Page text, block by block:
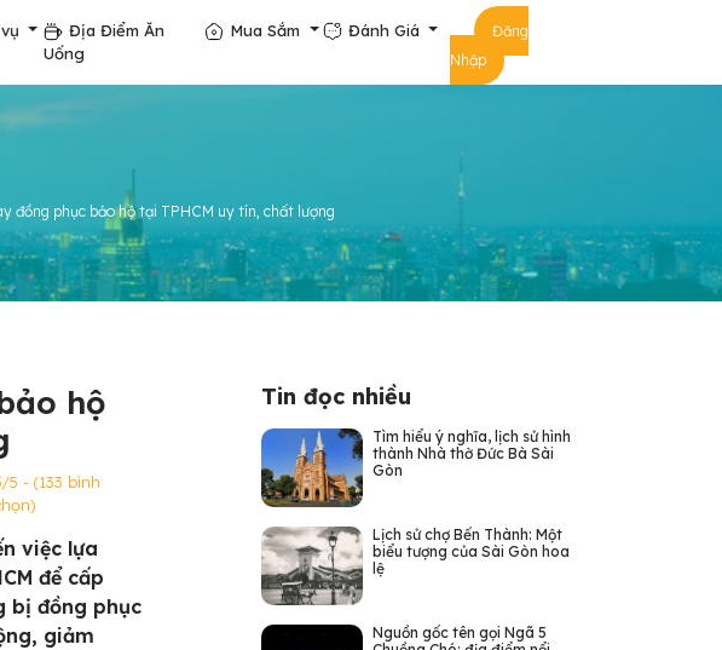
Địa Điểm Ăn
Uống
Mua Sắm Đánh Giá
Đăng
Nhập
đồng phục bảo hộ tại TPHCM uy tín, chất lượng
hộ
5 - (133 bình
việc lựa
để cấp
bị đồng phục
giảm
Tin đọc nhiều
Tìm hiểu ý nghĩa, lịch sử hình
thành Nhà thờ Đức Bà Sài
Gòn
Lịch sử chợ Bến Thành: Một
biểu tượng của Sài Gòn hoa
lệ
Nguồn gốc tên gọi Ngã 5